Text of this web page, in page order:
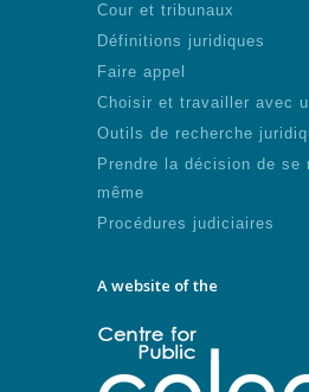
Cour et tribunaux
Définitions juridiques
Faire appel
Choisir et travailler avec
Outils de recherche
Prendre la décision de se
même
Procédures judiciaires
A website of the